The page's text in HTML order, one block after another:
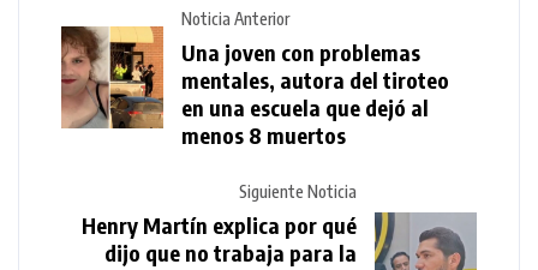
Noticia Anterior
Una joven con problemas
mentales, autora del tiroteo
en una escuela que dejó al
menos 8 muertos
Siguiente Noticia
Henry Martín explica por qué
dijo que no trabaja para la